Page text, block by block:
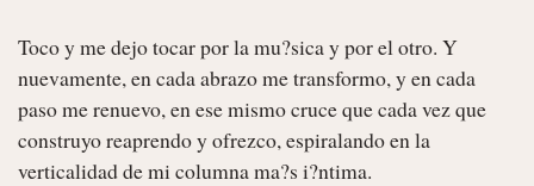
Toco y me dejo tocar por la mu?sica y por el otro. Y
nuevamente, en cada abrazo me transformo, y en cada
paso me renuevo, en ese mismo cruce que cada vez que
construyo reaprendo y ofrezco, espiralando en la
verticalidad de mi columna ma?s i?ntima.